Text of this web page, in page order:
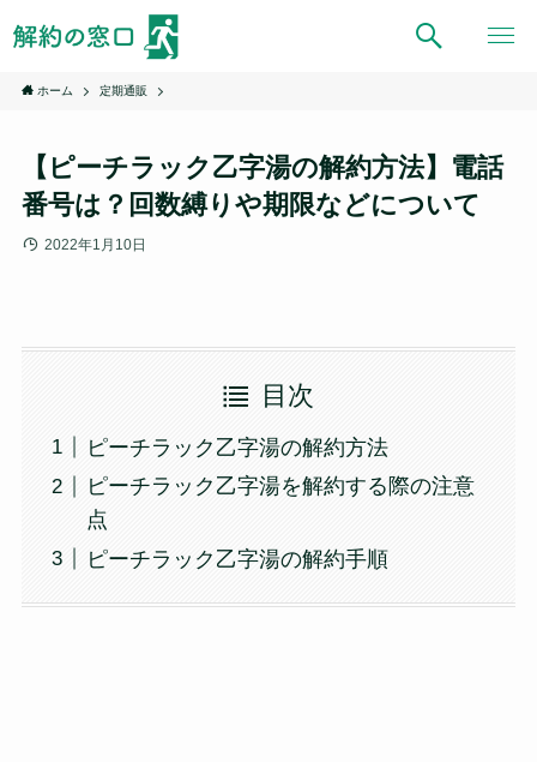
ホーム 定期通販
【ピーチラック乙字湯の解約方法】電話
番号は？回数縛りや期限などについて
2022年1月10日
目次
ピーチラック乙字湯の解約方法
ピーチラック乙字湯を解約する際の注意
点
ピーチラック乙字湯の解約手順